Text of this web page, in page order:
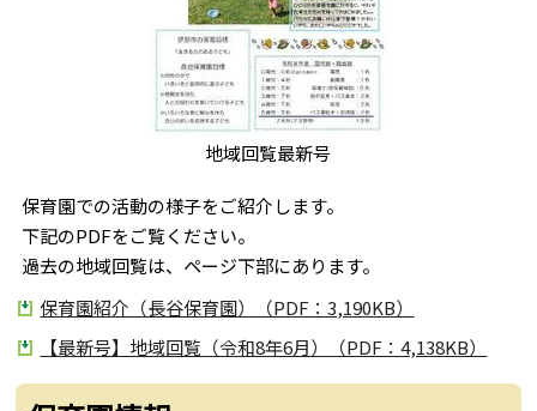
地域回覧最新号
保育園での活動の様子をご紹介します。
下記のPDFをご覧ください。
過去の地域回覧は、ページ下部にあります。
保育園紹介（長谷保育園）（PDF：3,190KB）
【最新号】地域回覧（令和8年6月）（PDF：4,138KB）